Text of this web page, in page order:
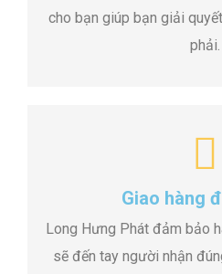
cho bạn giúp bạn giải
phải.
Giao hàng
Long Hưng Phát đảm bảo
sẽ đến tay người nhận